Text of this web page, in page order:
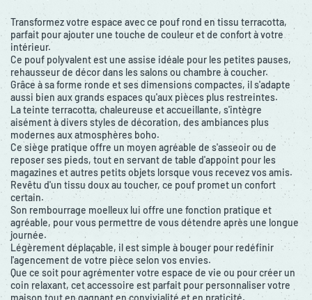
Transformez votre espace avec ce pouf rond en tissu terracotta,
parfait pour ajouter une touche de couleur et de confort à votre
intérieur.
Ce pouf polyvalent est une assise idéale pour les petites pauses,
rehausseur de décor dans les salons ou chambre à coucher.
Grâce à sa forme ronde et ses dimensions compactes, il s'adapte
aussi bien aux grands espaces qu'aux pièces plus restreintes.
La teinte terracotta, chaleureuse et accueillante, s'intègre
aisément à divers styles de décoration, des ambiances plus
modernes aux atmosphères boho.
Ce siège pratique offre un moyen agréable de s'asseoir ou de
reposer ses pieds, tout en servant de table d'appoint pour les
magazines et autres petits objets lorsque vous recevez vos amis.
Revêtu d'un tissu doux au toucher, ce pouf promet un confort
certain.
Son rembourrage moelleux lui offre une fonction pratique et
agréable, pour vous permettre de vous détendre après une longue
journée.
Légèrement déplaçable, il est simple à bouger pour redéfinir
l'agencement de votre pièce selon vos envies.
Que ce soit pour agrémenter votre espace de vie ou pour créer un
coin relaxant, cet accessoire est parfait pour personnaliser votre
maison tout en gagnant en convivialité et en praticité.